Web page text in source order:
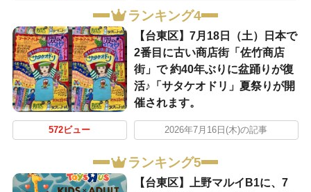
ランキング4
【台東区】7月18日（土）日本で
2番目に古い商店街「佐竹商店
街」で 約40年ぶりに盆踊りが復
活♪「サタケオドリ」夏祭りが開
催されます。
572ビュー 2026年7月16日(木)の記事
ランキング5
【台東区】上野マルイB1に、7